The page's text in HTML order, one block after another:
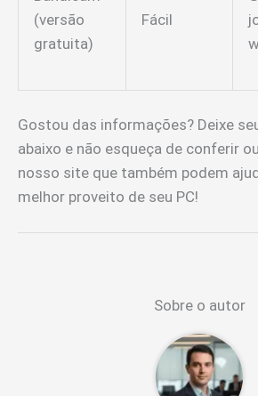
(versão
gratuita)
Fácil
Gostou das informações? Deixe
abaixo e não esqueça de conferir
nosso site que também podem
melhor proveito de seu PC!
Sobre o autor